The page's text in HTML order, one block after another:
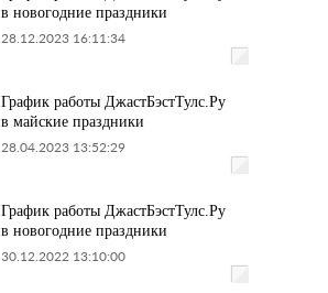
в новогодние праздники
28.12.2023 16:11:34
График работы ДжастБэстТулс.Ру
в майские праздники
28.04.2023 13:52:29
График работы ДжастБэстТулс.Ру
в новогодние праздники
30.12.2022 13:10:00